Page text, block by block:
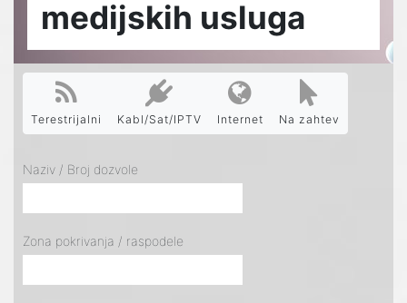
medijskih usluga
Terestrijalni Kabl/Sat/IPTV Internet Na zahtev
Naziv / Broj dozvole
Zona pokrivanja / raspodele